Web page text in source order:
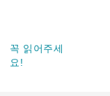
꼭 읽어주세
요!